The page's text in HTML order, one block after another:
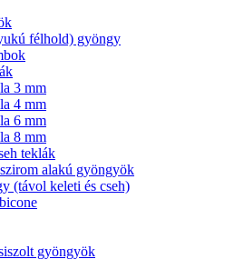
félhold) gyöngy
3 mm
4 mm
6 mm
8 mm
teklák
alakú gyöngyök
(távol keleti és cseh)
gyöngyök